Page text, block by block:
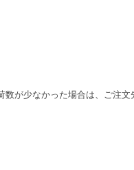
が少なかった場合は、ご注